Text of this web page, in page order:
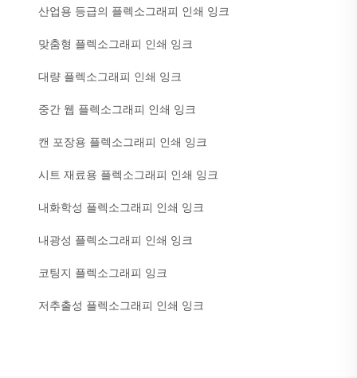
산업용 등급의 플렉소그래피 인쇄 잉크
맞춤형 플렉소그래피 인쇄 잉크
대량 플렉소그래피 인쇄 잉크
중간 웹 플렉소그래피 인쇄 잉크
캔 포장용 플렉소그래피 인쇄 잉크
시트 재료용 플렉소그래피 인쇄 잉크
내화학성 플렉소그래피 인쇄 잉크
내광성 플렉소그래피 인쇄 잉크
코팅지 플렉소그래피 잉크
저추출성 플렉소그래피 인쇄 잉크